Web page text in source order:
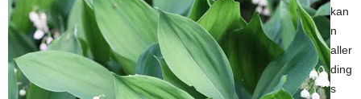
kan
n
aller
ding
s